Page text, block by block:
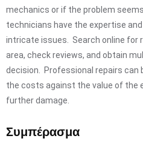
mechanics or if the problem
technicians have the expertise
intricate issues. Search online for
area, check reviews, and obtain
decision. Professional repairs can
the costs against the value of the
further damage.
Συμπέρασμα